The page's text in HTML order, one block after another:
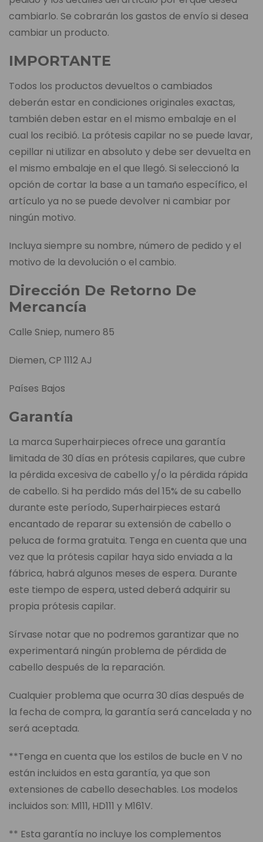
cambiarlo. Se cobrarán los gastos de envío si desea
cambiar un producto.
IMPORTANTE
Todos los productos devueltos o cambiados
deberán estar en condiciones originales exactas,
también deben estar en el mismo embalaje en el
cual los recibió. La prótesis capilar no se puede lavar,
cepillar ni utilizar en absoluto y debe ser devuelta en
el mismo embalaje en el que llegó. Si seleccionó la
opción de cortar la base a un tamaño específico, el
artículo ya no se puede devolver ni cambiar por
ningún motivo.
Incluya siempre su nombre, número de pedido y el
motivo de la devolución o el cambio.
Dirección De Retorno De
Mercancía
Calle Sniep, numero 85
Diemen, CP 1112 AJ
Países Bajos
Garantía
La marca Superhairpieces ofrece una garantía
limitada de 30 días en prótesis capilares, que cubre
la pérdida excesiva de cabello y/o la pérdida rápida
de cabello. Si ha perdido más del 15% de su cabello
durante este período, Superhairpieces estará
encantado de reparar su extensión de cabello o
peluca de forma gratuita. Tenga en cuenta que una
vez que la prótesis capilar haya sido enviada a la
fábrica, habrá algunos meses de espera. Durante
este tiempo de espera, usted deberá adquirir su
propia prótesis capilar.
Sírvase notar que no podremos garantizar que no
experimentará ningún problema de pérdida de
cabello después de la reparación.
Cualquier problema que ocurra 30 días después de
la fecha de compra, la garantía será cancelada y no
será aceptada.
**Tenga en cuenta que los estilos de bucle en V no
están incluidos en esta garantía, ya que son
extensiones de cabello desechables. Los modelos
incluidos son: M111, HD111 y M161V.
** Esta garantía no incluye los complementos